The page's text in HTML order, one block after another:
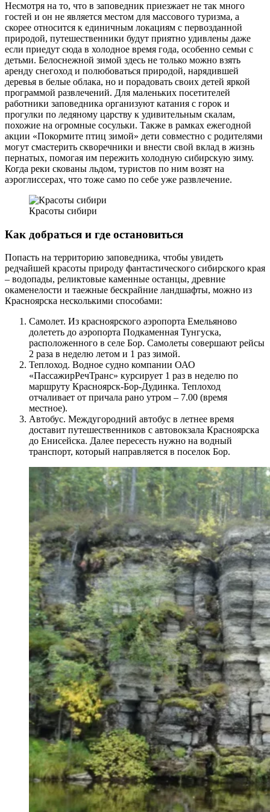
Несмотря на то, что в заповедник приезжает не так много
гостей и он не является местом для массового туризма, а
скорее относится к единичным локациям с первозданной
природой, путешественники будут приятно удивлены даже
если приедут сюда в холодное время года, особенно семьи с
детьми. Белоснежной зимой здесь не только можно взять
аренду снегоход и полюбоваться природой, нарядившей
деревья в белые облака, но и порадовать своих детей яркой
программой развлечений. Для маленьких посетителей
работники заповедника организуют катания с горок и
прогулки по ледяному царству к удивительным скалам,
похожие на огромные сосульки. Также в рамках ежегодной
акции «Покормите птиц зимой» дети совместно с родителями
могут смастерить скворечники и внести свой вклад в жизнь
пернатых, помогая им пережить холодную сибирскую зиму.
Когда реки скованы льдом, туристов по ним возят на
аэроглиссерах, что тоже само по себе уже развлечение.
Красоты сибири
Как добраться и где остановиться
Попасть на территорию заповедника, чтобы увидеть
редчайшей красоты природу фантастического сибирского края
– водопады, реликтовые каменные останцы, древние
окаменелости и таежные бескрайние ландшафты, можно из
Красноярска несколькими способами:
Самолет. Из красноярского аэропорта Емельяново
долететь до аэропорта Подкаменная Тунгуска,
расположенного в селе Бор. Самолеты совершают рейсы
2 раза в неделю летом и 1 раз зимой.
Теплоход. Водное судно компании ОАО
«ПассажирРечТранс» курсирует 1 раз в неделю по
маршруту Красноярск-Бор-Дудинка. Теплоход
отчаливает от причала рано утром – 7.00 (время
местное).
Автобус. Междугородний автобус в летнее время
доставит путешественников с автовокзала Красноярска
до Енисейска. Далее пересесть нужно на водный
транспорт, который направляется в поселок Бор.